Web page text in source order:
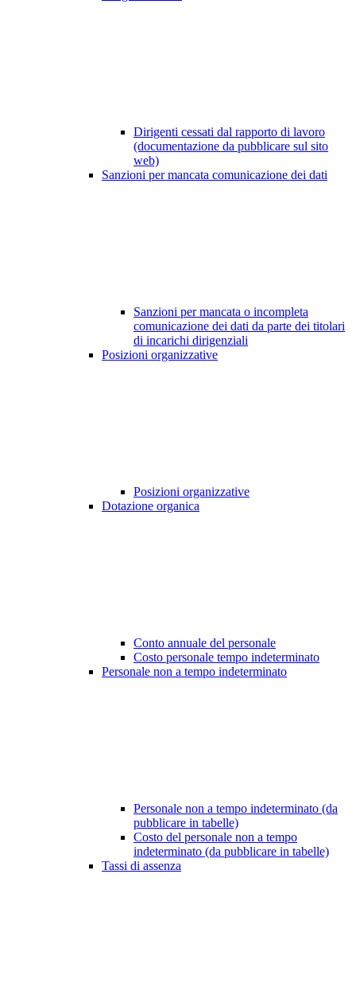
Dirigenti cessati dal rapporto di lavoro
(documentazione da pubblicare sul sito
web)
Sanzioni per mancata comunicazione dei dati
Sanzioni per mancata o incompleta
comunicazione dei dati da parte dei titolari
di incarichi dirigenziali
Posizioni organizzative
Posizioni organizzative
Dotazione organica
Conto annuale del personale
Costo personale tempo indeterminato
Personale non a tempo indeterminato
Personale non a tempo indeterminato (da
pubblicare in tabelle)
Costo del personale non a tempo
indeterminato (da pubblicare in tabelle)
Tassi di assenza